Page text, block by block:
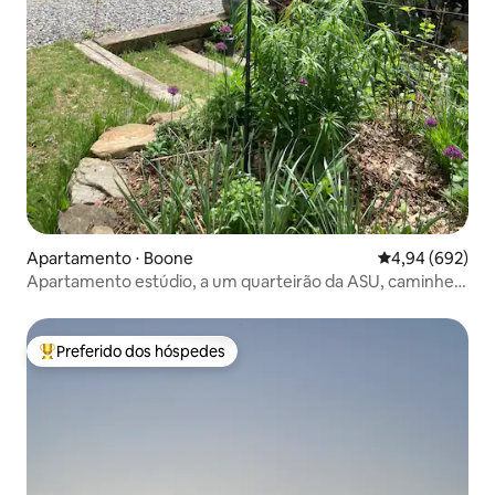
Apartamento ⋅ Boone 4,94 de uma
4,94 (692)
Apartamento estúdio, a um quarteirão da ASU, caminhe
Entre os melhores preferidos dos hóspedes
Preferido dos hóspedes